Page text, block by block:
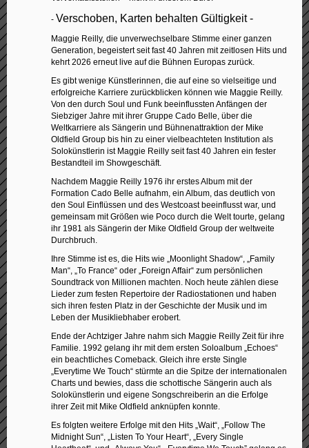
- Verschoben, Karten behalten Gültigkeit -
Maggie Reilly, die unverwechselbare Stimme einer ganzen
Generation, begeistert seit fast 40 Jahren mit zeitlosen Hits und
kehrt 2026 erneut live auf die Bühnen Europas zurück.
Es gibt wenige Künstlerinnen, die auf eine so vielseitige und
erfolgreiche Karriere zurückblicken können wie Maggie Reilly.
Von den durch Soul und Funk beeinflussten Anfängen der
Siebziger Jahre mit ihrer Gruppe Cado Belle, über die
Weltkarriere als Sängerin und Bühnenattraktion der Mike
Oldfield Group bis hin zu einer vielbeachteten Institution als
Solokünstlerin ist Maggie Reilly seit fast 40 Jahren ein fester
Bestandteil im Showgeschäft.
Nachdem Maggie Reilly 1976 ihr erstes Album mit der
Formation Cado Belle aufnahm, ein Album, das deutlich von
den Soul Einflüssen und des Westcoast beeinflusst war, und
gemeinsam mit Größen wie Poco durch die Welt tourte, gelang
ihr 1981 als Sängerin der Mike Oldfield Group der weltweite
Durchbruch.
Ihre Stimme ist es, die Hits wie „Moonlight Shadow“, „Family
Man“, „To France“ oder „Foreign Affair“ zum persönlichen
Soundtrack von Millionen machten. Noch heute zählen diese
Lieder zum festen Repertoire der Radiostationen und haben
sich ihren festen Platz in der Geschichte der Musik und im
Leben der Musikliebhaber erobert.
Ende der Achtziger Jahre nahm sich Maggie Reilly Zeit für ihre
Familie. 1992 gelang ihr mit dem ersten Soloalbum „Echoes“
ein beachtliches Comeback. Gleich ihre erste Single
„Everytime We Touch“ stürmte an die Spitze der internationalen
Charts und bewies, dass die schottische Sängerin auch als
Solokünstlerin und eigene Songschreiberin an die Erfolge
ihrer Zeit mit Mike Oldfield anknüpfen konnte.
Es folgten weitere Erfolge mit den Hits „Wait“, „Follow The
Midnight Sun“, „Listen To Your Heart“, „Every Single